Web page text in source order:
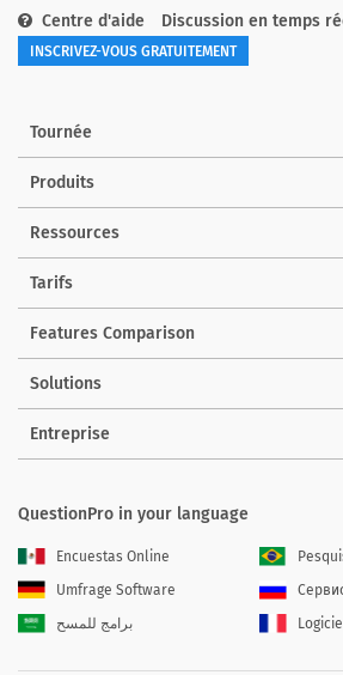
Centre d'aide Discussion en temps
INSCRIVEZ-VOUS GRATUITEMENT
Tournée
Produits
Ressources
Tarifs
Features Comparison
Solutions
Entreprise
QuestionPro in your language
Encuestas Online
Umfrage Software
برامج للمسح